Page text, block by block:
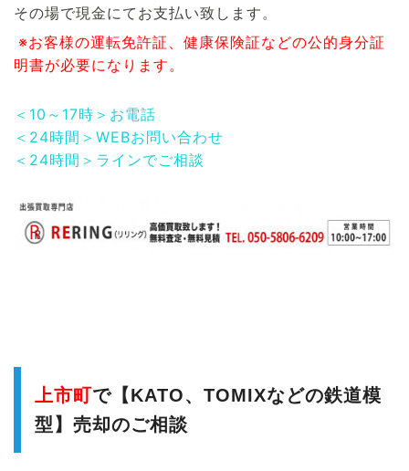
その場で現金にてお支払い致します。
※お客様の運転免許証、健康保険証などの公的身分証
明書が必要になります。
＜10～17時＞お電話
＜24時間＞WEBお問い合わせ
＜24時間＞ラインでご相談
上市町で【KATO、TOMIXなどの鉄道模
型】売却のご相談